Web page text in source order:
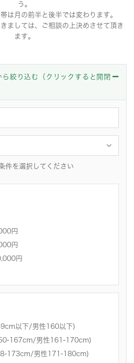
う。
は月の前半と後半では変わります。
ましては、ご相談の上決めさせて頂き
ます。
絞り込む（クリックすると開閉
件を選択してください
円
円
円
以下/男性160以下)
167cm/男性161-170cm)
173cm/男性171-180cm)